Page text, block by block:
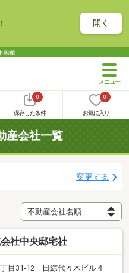
開く
動産
0
保存した条件
0
お気に入り
産会社一覧
変更する
社中央邸宅社
目31-12 日綜代々木ビル４